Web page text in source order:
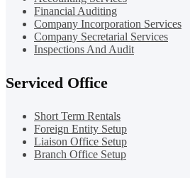
Financial Auditing
Company Incorporation Services
Company Secretarial Services
Inspections And Audit
Serviced Office
Short Term Rentals
Foreign Entity Setup
Liaison Office Setup
Branch Office Setup